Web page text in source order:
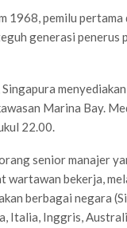
1968, pemilu
generasi penerus
Marina Bay.
22.00.
senior manajer
wartawan bekerja,
berbagai negara
Italia, Inggris,